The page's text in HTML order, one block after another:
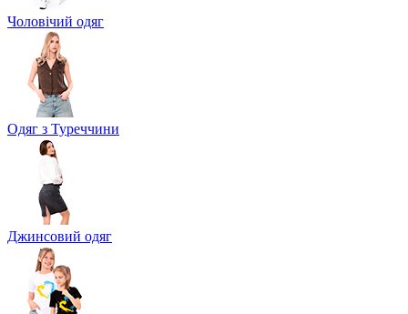
Чоловічий одяг
Одяг з Туреччини
Джинсовий одяг